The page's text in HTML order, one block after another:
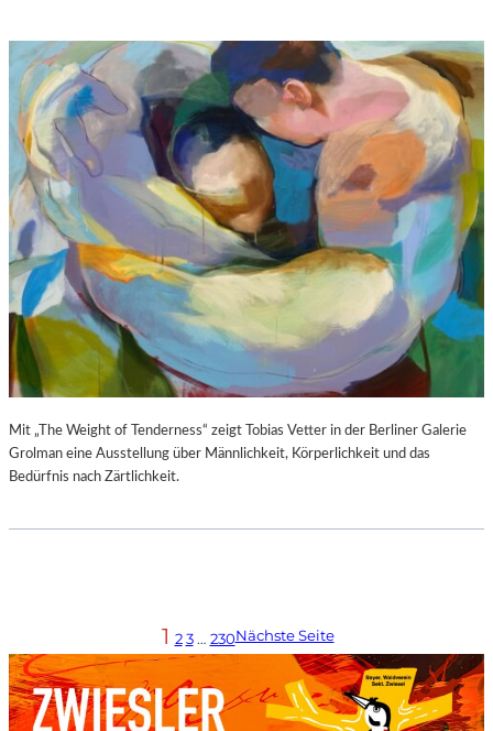
Mit „The Weight of Tenderness“ zeigt Tobias Vetter in der Berliner Galerie
Grolman eine Ausstellung über Männlichkeit, Körperlichkeit und das
Bedürfnis nach Zärtlichkeit.
1 2 3 … 230Nächste Seite